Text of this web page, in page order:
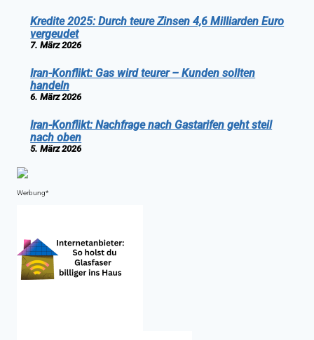
Kredite 2025: Durch teure Zinsen 4,6 Milliarden Euro
vergeudet
7. März 2026
Iran-Konflikt: Gas wird teurer – Kunden sollten
handeln
6. März 2026
Iran-Konflikt: Nachfrage nach Gastarifen geht steil
nach oben
5. März 2026
Werbung*